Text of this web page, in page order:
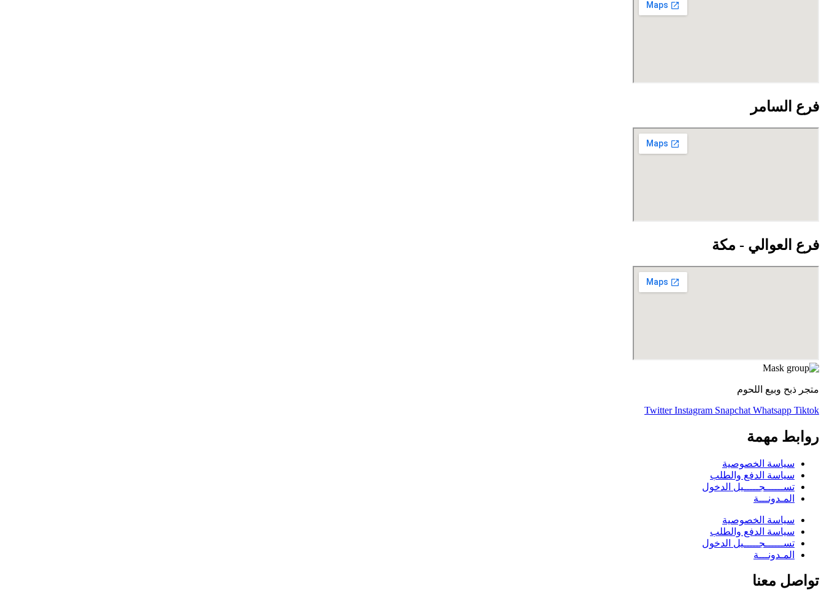
فرع السامر
فرع العوالي - مكة
متجر ذبح وبيع اللحوم
Twitter Instagram Snapchat Whatsapp Tiktok
روابط مهمة
سياسة الخصوصية
سياسة الدفع والطلب
تســــــجـــــيل الدخول
المـدونـــة
سياسة الخصوصية
سياسة الدفع والطلب
تســــــجـــــيل الدخول
المـدونـــة
تواصل معنا